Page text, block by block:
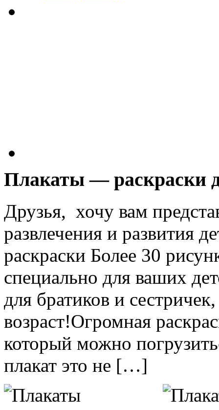
Плакаты — раскраски
Друзья, хочу вам
развлечения и развития
раскраски Более 30
специально для ваших
для братиков и
возраст!Огромная
который можно
плакат это не […]